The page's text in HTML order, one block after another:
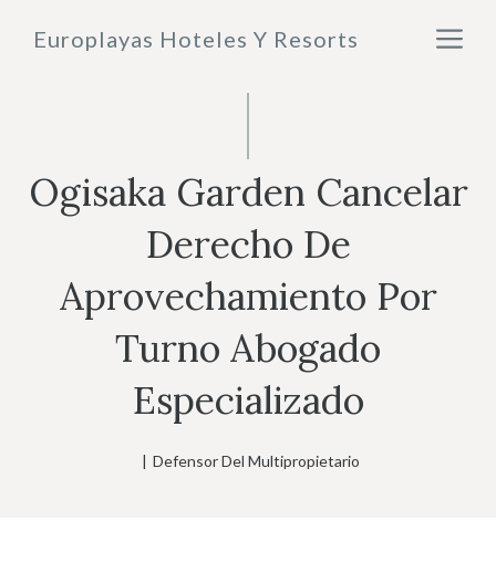
Europlayas Hoteles Y Resorts
Ogisaka Garden Cancelar
Derecho De
Aprovechamiento Por
Turno Abogado
Especializado
| Defensor Del Multipropietario